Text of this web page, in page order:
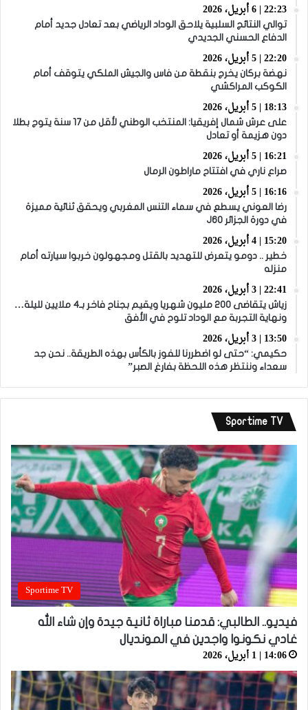
22:23 | 6 أبريل، 2026
توالي النتائج السلبية يلاحق الوداد الرياضي بعد تعادل جديد أمام
الدفاع الحسني الجديدي
22:20 | 5 أبريل، 2026
نهضة بركان يخرج بنقطة من فاس والجيش الملكي يتوقف أمام
الكوكب المراكشي
18:13 | 5 أبريل، 2026
على عرش شمال إفريقيا: المنتخب الوطني لأقل من 17 سنة يتوج بطلا
دون هزيمة أو تعادل
16:21 | 5 أبريل، 2026
صراع ناري في افتتاح ماراطون الرمال
16:16 | 5 أبريل، 2026
رضا العوني يسطع في سماء التنس المغربي ويحقق ثنائية مميزة
في دورة الجزائر J60
15:20 | 4 أبريل، 2026
خطير .. دومو يتعرض للتهديد بالقتل ومجهولون خربوا سيارته أمام
منزله
22:41 | 3 أبريل، 2026
زياش يتقاضى 200 مليون شهريا ويقيم بجناح فاخر بـ4 ملايين لليلة…
ونهاية التجربة مع الوداد تلوح في الأفق
13:50 | 3 أبريل، 2026
حكيمي: “حتى لو اضطررنا للفوز بالكأس بهذه الطريقة.. نحن جد
سعداء وننتظر هذه اللحظة بفارغ الصبر”
Sportime TV
Sportime TV
فيديو.. الطالبي: قدمنا مباراة ثانية جيدة وإن شاء الله
غادي نكونوا واجدين في المونديال
14:06 | 1 أبريل، 2026